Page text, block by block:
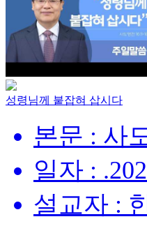
성령님께 붙잡혀 삽시다
본문 : 사
일자 :
설교자 :